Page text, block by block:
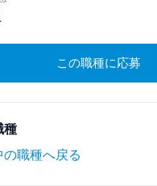
この職種に応募
種
の職種へ戻る